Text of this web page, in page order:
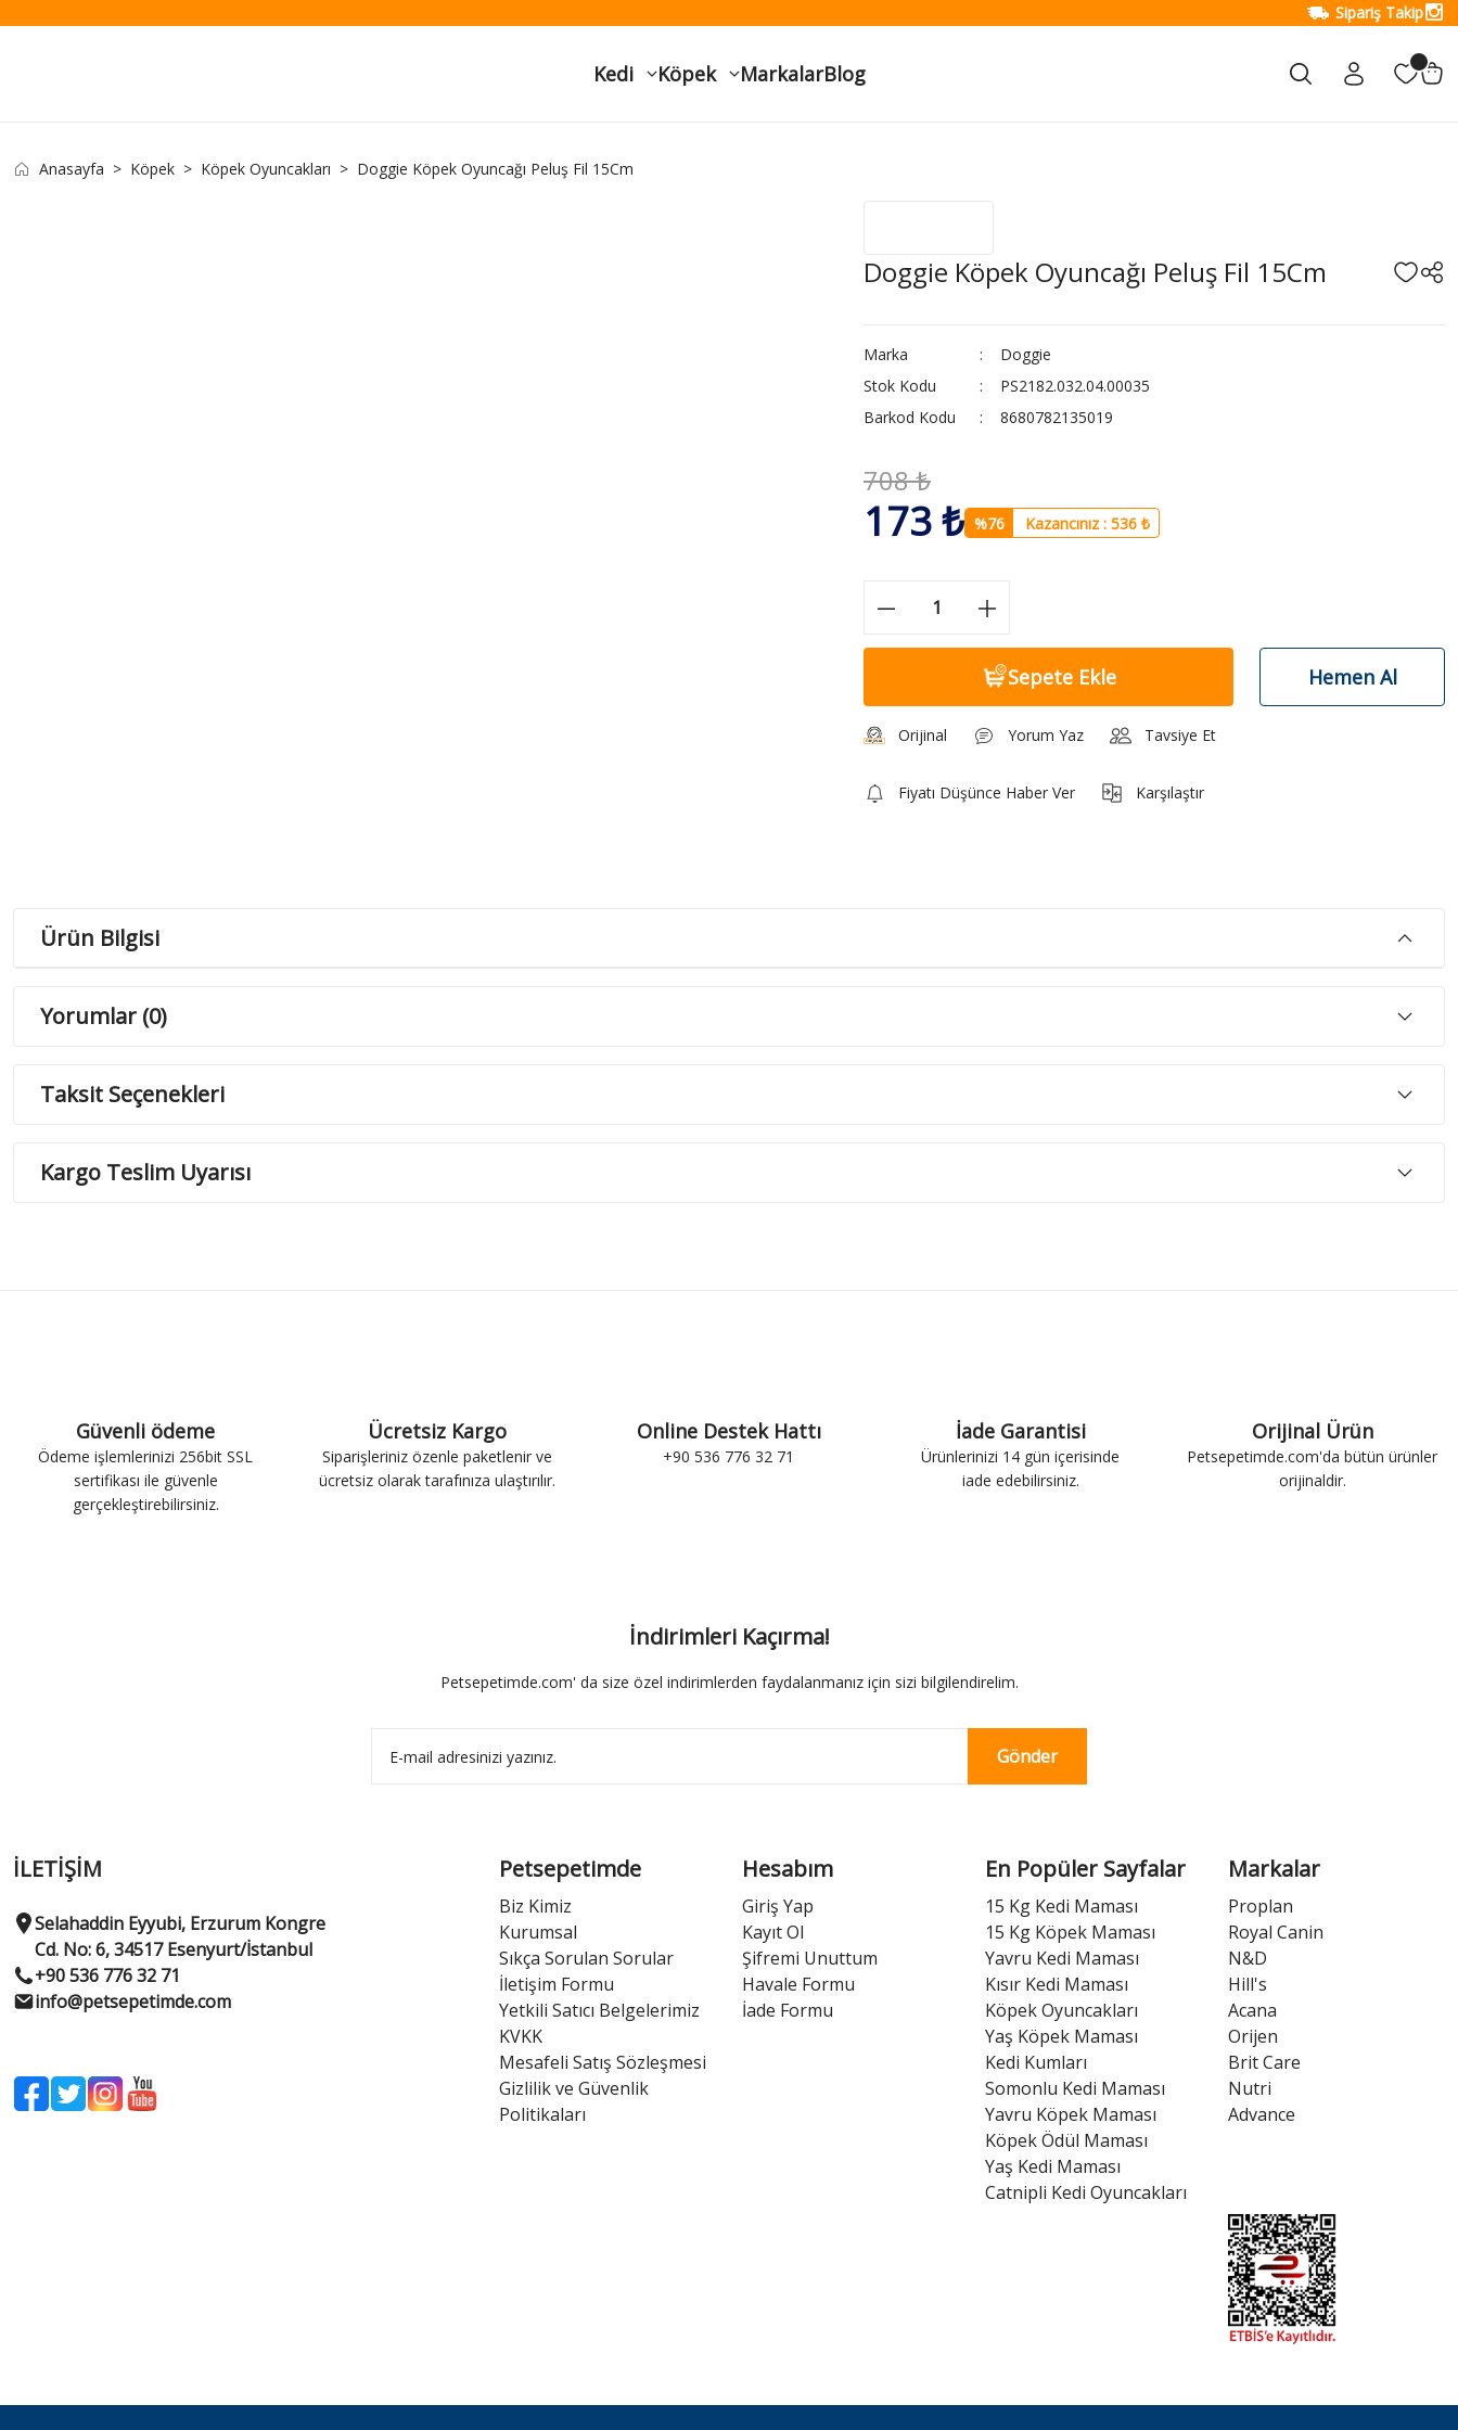
Sipariş Takip
Kedi Köpek MarkalarBlog
Anasayfa Köpek Köpek Oyuncakları Doggie Köpek Oyuncağı Peluş Fil 15Cm
Doggie Köpek Oyuncağı Peluş Fil 15Cm
Marka
Doggie
Stok Kodu
PS2182.032.04.00035
Barkod Kodu
8680782135019
708 ₺
173 ₺ %76 Kazancınız : 536 ₺
Sepete Ekle Hemen Al
Orijinal Yorum Yaz Tavsiye Et
Fiyatı Düşünce Haber Ver Karşılaştır
Ürün Bilgisi
Yorumlar (0)
Taksit Seçenekleri
Kargo Teslim Uyarısı
Güvenli ödeme
Ödeme işlemlerinizi 256bit SSL
sertifikası ile güvenle
gerçekleştirebilirsiniz.
Ücretsiz Kargo
Siparişleriniz özenle paketlenir ve
ücretsiz olarak tarafınıza ulaştırılır.
Online Destek Hattı
+90 536 776 32 71
İade Garantisi
Ürünlerinizi 14 gün içerisinde
iade edebilirsiniz.
Orijinal Ürün
Petsepetimde.com'da bütün ürünler
orijinaldir.
İndirimleri Kaçırma!
Petsepetimde.com' da size özel indirimlerden faydalanmanız için sizi bilgilendirelim.
Gönder
İLETİŞİM
Selahaddin Eyyubi, Erzurum Kongre
Cd. No: 6, 34517 Esenyurt/İstanbul
+90 536 776 32 71
info@petsepetimde.com
Petsepetimde
Biz Kimiz
Kurumsal
Sıkça Sorulan Sorular
İletişim Formu
Yetkili Satıcı Belgelerimiz
KVKK
Mesafeli Satış Sözleşmesi
Gizlilik ve Güvenlik
Politikaları
Hesabım
Giriş Yap
Kayıt Ol
Şifremi Unuttum
Havale Formu
İade Formu
En Popüler Sayfalar
15 Kg Kedi Maması
15 Kg Köpek Maması
Yavru Kedi Maması
Kısır Kedi Maması
Köpek Oyuncakları
Yaş Köpek Maması
Kedi Kumları
Somonlu Kedi Maması
Yavru Köpek Maması
Köpek Ödül Maması
Yaş Kedi Maması
Catnipli Kedi Oyuncakları
Markalar
Proplan
Royal Canin
N&D
Hill's
Acana
Orijen
Brit Care
Nutri
Advance